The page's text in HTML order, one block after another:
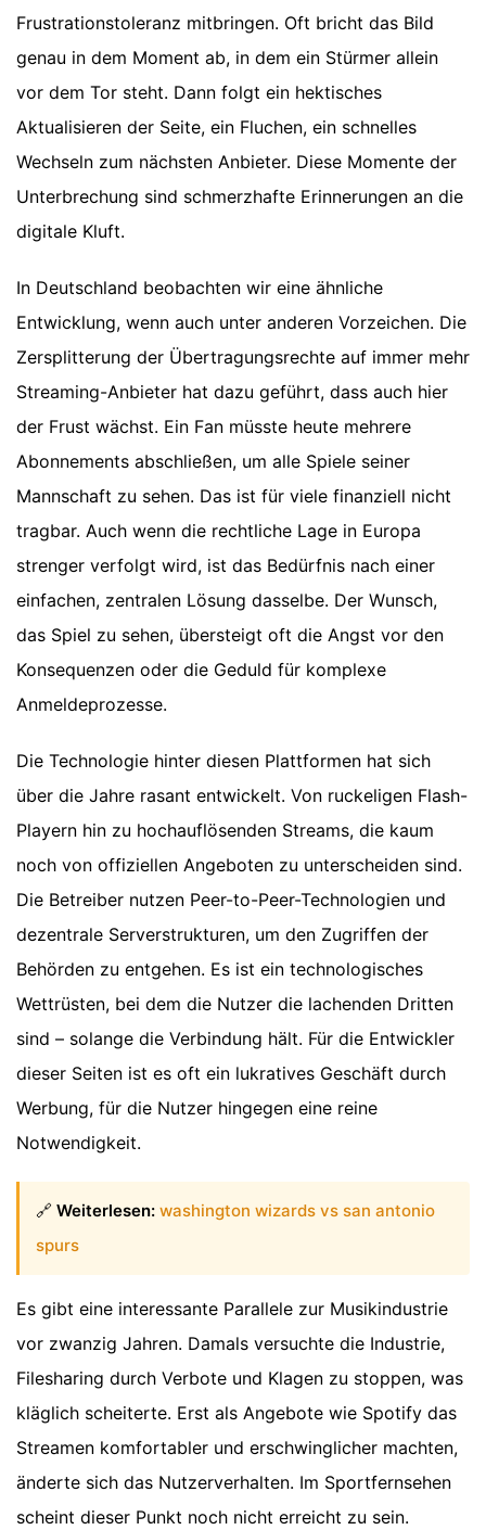
Frustrationstoleranz mitbringen. Oft bricht das Bild
genau in dem Moment ab, in dem ein Stürmer allein
vor dem Tor steht. Dann folgt ein hektisches
Aktualisieren der Seite, ein Fluchen, ein schnelles
Wechseln zum nächsten Anbieter. Diese Momente der
Unterbrechung sind schmerzhafte Erinnerungen an die
digitale Kluft.
In Deutschland beobachten wir eine ähnliche
Entwicklung, wenn auch unter anderen Vorzeichen. Die
Zersplitterung der Übertragungsrechte auf immer mehr
Streaming-Anbieter hat dazu geführt, dass auch hier
der Frust wächst. Ein Fan müsste heute mehrere
Abonnements abschließen, um alle Spiele seiner
Mannschaft zu sehen. Das ist für viele finanziell nicht
tragbar. Auch wenn die rechtliche Lage in Europa
strenger verfolgt wird, ist das Bedürfnis nach einer
einfachen, zentralen Lösung dasselbe. Der Wunsch,
das Spiel zu sehen, übersteigt oft die Angst vor den
Konsequenzen oder die Geduld für komplexe
Anmeldeprozesse.
Die Technologie hinter diesen Plattformen hat sich
über die Jahre rasant entwickelt. Von ruckeligen Flash-
Playern hin zu hochauflösenden Streams, die kaum
noch von offiziellen Angeboten zu unterscheiden sind.
Die Betreiber nutzen Peer-to-Peer-Technologien und
dezentrale Serverstrukturen, um den Zugriffen der
Behörden zu entgehen. Es ist ein technologisches
Wettrüsten, bei dem die Nutzer die lachenden Dritten
sind – solange die Verbindung hält. Für die Entwickler
dieser Seiten ist es oft ein lukratives Geschäft durch
Werbung, für die Nutzer hingegen eine reine
Notwendigkeit.
🔗 Weiterlesen: washington wizards vs san antonio
spurs
Es gibt eine interessante Parallele zur Musikindustrie
vor zwanzig Jahren. Damals versuchte die Industrie,
Filesharing durch Verbote und Klagen zu stoppen, was
kläglich scheiterte. Erst als Angebote wie Spotify das
Streamen komfortabler und erschwinglicher machten,
änderte sich das Nutzerverhalten. Im Sportfernsehen
scheint dieser Punkt noch nicht erreicht zu sein.